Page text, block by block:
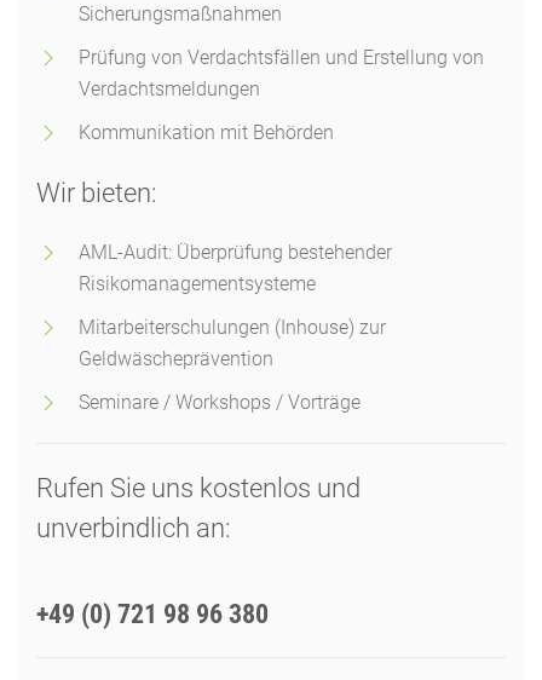
Sicherungsmaßnahmen
Prüfung von Verdachtsfällen und Erstellung von
Verdachtsmeldungen
Kommunikation mit Behörden
Wir bieten:
AML-Audit: Überprüfung bestehender
Risikomanagementsysteme
Mitarbeiterschulungen (Inhouse) zur
Geldwäscheprävention
Seminare / Workshops / Vorträge
Rufen Sie uns kostenlos und
unverbindlich an:
+49 (0) 721 98 96 380